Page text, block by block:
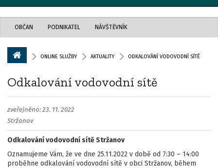
OBČAN PODNIKATEL NÁVŠTĚVNÍK
ONLINE SLUŽBY AKTUALITY ODKALOVÁNÍ VODOVODNÍ SÍTĚ
Odkalování vodovodní sítě
zveřejněno: 23. 11. 2022
Stržanov
Odkalování vodovodní sítě Stržanov
Oznamujeme Vám, že ve dne 25.11.2022 v době od 7:30 – 14:00
proběhne odkalování vodovodní sítě v obci Stržanov, během